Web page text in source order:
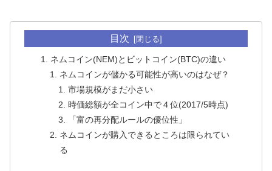
目次
ネムコイン(NEM)とビットコイン(BTC)の違い
ネムコインが儲かる可能性が高いのはなぜ？
市場規模がまだ小さい
時価総額が全コイン中で４位(2017/5時点)
「富の再分配ルールの優位性」
ネムコインが購入できるところは限られてい
る